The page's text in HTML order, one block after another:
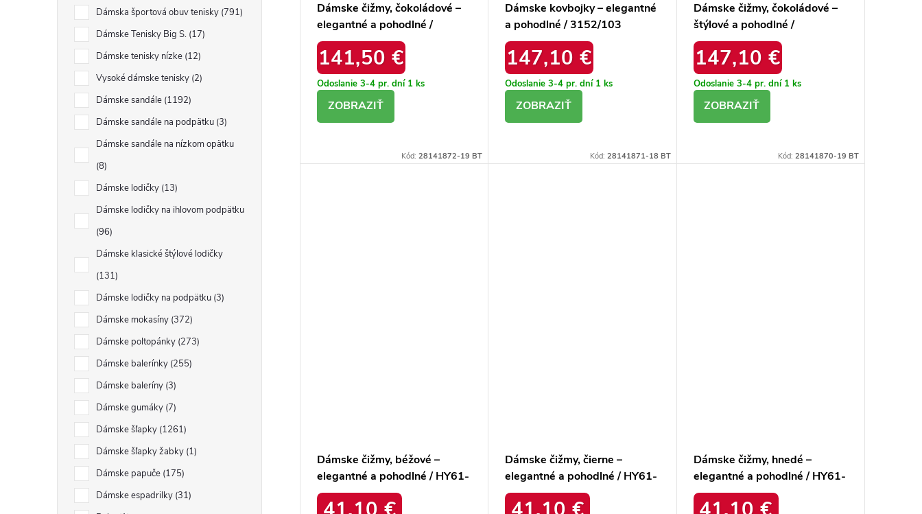
Dámska športová obuv tenisky 791
Dámske Tenisky Big S. 17
Dámske tenisky nízke 12
Vysoké dámske tenisky 2
Dámske sandále 1192
Dámske sandále na podpätku 3
Dámske sandále na nízkom opätku
8
Dámske lodičky 13
Dámske lodičky na ihlovom podpätku
96
Dámske klasické štýlové lodičky
131
Dámske lodičky na podpätku 3
Dámske mokasíny 372
Dámske poltopánky 273
Dámske balerínky 255
Dámske baleríny 3
Dámske gumáky 7
Dámske šľapky 1261
Dámske šľapky žabky 1
Dámske papuče 175
Dámske espadrilky 31
Dámske čižmy, čokoládové –
elegantné a pohodlné /
3167/112
141,50 €
Odoslanie 3-4 pr. dní 1 ks
Kód:28141872-19 BT
Dámske kovbojky – elegantné
a pohodlné / 3152/103
147,10 €
Odoslanie 3-4 pr. dní 1 ks
Kód: 28141871-18 BT
Dámske čižmy, čokoládové –
štýlové a pohodlné /
3152/112
147,10 €
Odoslanie 3-4 pr. dní 1 ks
Kód: 28141870-19 BT
Dámske čižmy, béžové –
elegantné a pohodlné / HY61-
8023 BEIGE
Dámske čižmy, čierne –
elegantné a pohodlné / HY61-
8023 BLACK
Dámske čižmy, hnedé –
elegantné a pohodlné / HY61-
8023 BROWN